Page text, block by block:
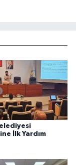
İlk Yardım